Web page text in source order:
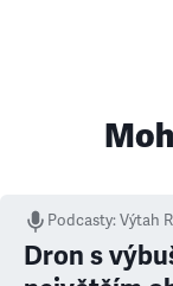
Podcasty:Výtah
Dron s